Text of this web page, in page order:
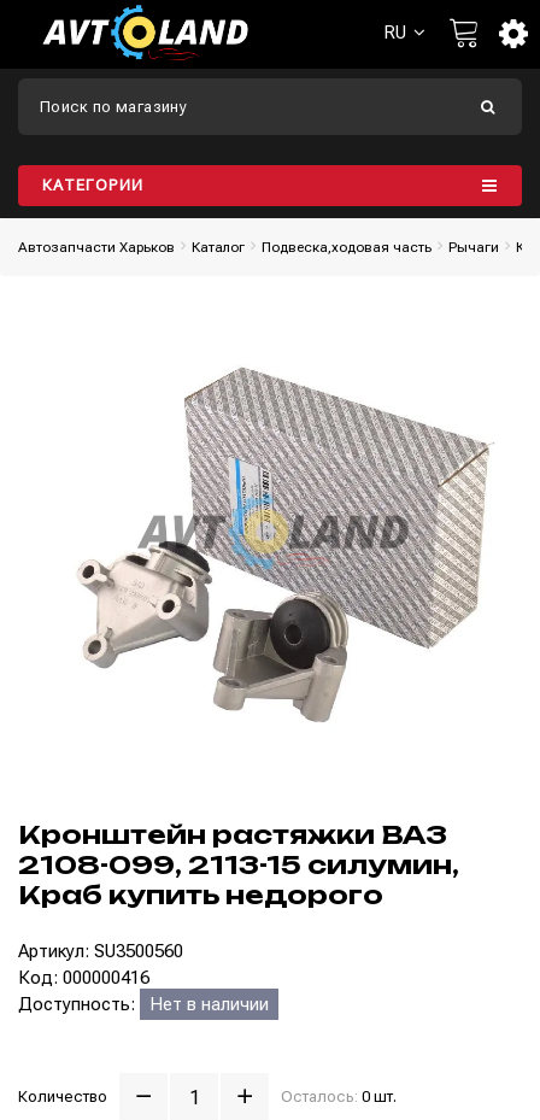
RU
КАТЕГОРИИ
Автозапчасти Харьков Каталог Подвеска,ходовая часть Рычаги
Кронштейн растяжки ВАЗ
2108-099, 2113-15 силумин,
Краб купить недорого
Артикул: SU3500560
Код: 000000416
Доступность:
Нет в наличии
Количество Осталось: 0 шт.